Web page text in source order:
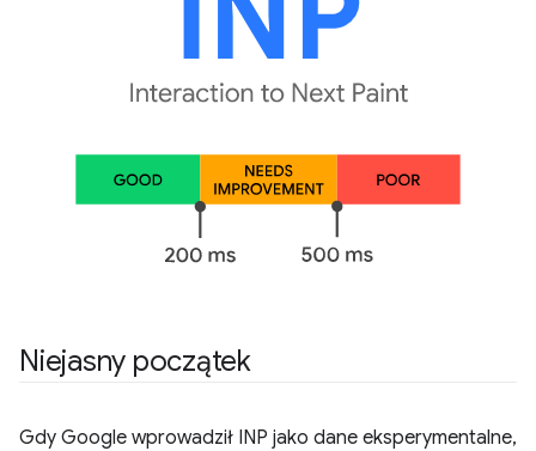
Niejasny początek
Gdy Google wprowadził INP jako dane eksperymentalne,